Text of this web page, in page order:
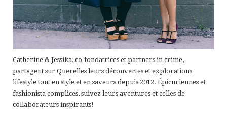
Catherine & Jessika, co-fondatrices et partners in crime,
partagent sur Querelles leurs découvertes et explorations
lifestyle tout en style et en saveurs depuis 2012. Épicuriennes et
fashionista complices, suivez leurs aventures et celles de
collaborateurs inspirants!